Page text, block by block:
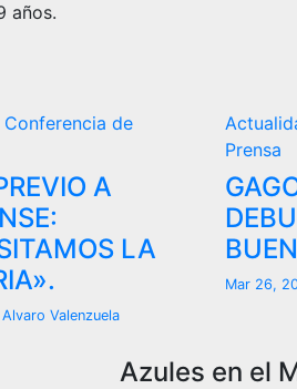
años.
Conferencia de
A
LA
Alvaro Valenzuela
Prensa
Mar 26,
Azules en el